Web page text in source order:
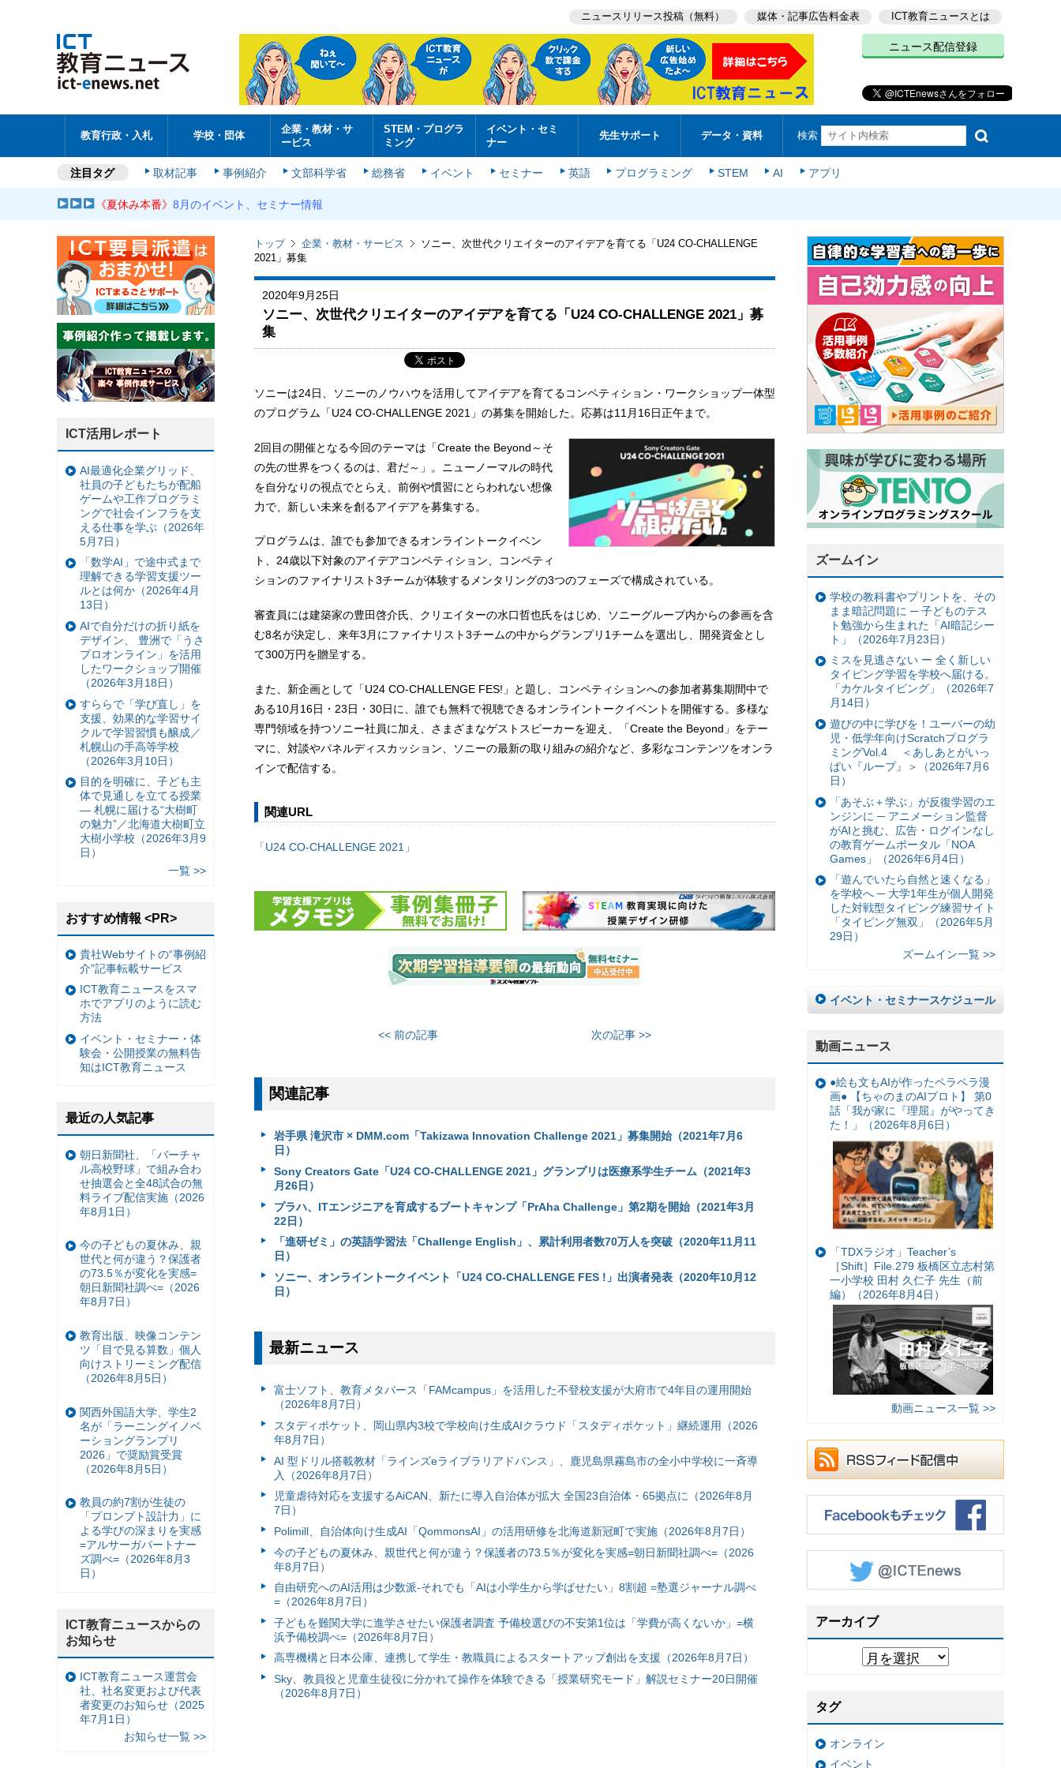
ニュースリリース投稿（無料） 媒体・記事広告料金表 ICT教育ニュースとは
ニュース配信登録
教育行政・入札 学校・団体
企業・教材・サ
ービス
STEM・プログラ
ミング
イベント・セミ
ナー
先生サポート データ・資料 検索
注目タグ 取材記事 事例紹介 文部科学省 総務省 イベント セミナー 英語 プログラミング STEM AI アプリ
《夏休み本番》8月のイベント、セミナー情報
トップ 企業・教材・サービス
ソニー、次世代クリエイターのアイデアを育てる「U24 CO-CHALLENGE
2021」募集
2020年9月25日
ソニー、次世代クリエイターのアイデアを育てる「U24 CO-CHALLENGE 2021」募
集
ソニーは24日、ソニーのノウハウを活用してアイデアを育てるコンペティション・ワークショップ一体型
のプログラム「U24 CO-CHALLENGE 2021」の募集を開始した。応募は11月16日正午まで。
2回目の開催となる今回のテーマは「Create the Beyond～そ
の先の世界をつくるのは、君だ～」。ニューノーマルの時代
を自分なりの視点でとらえ、前例や慣習にとらわれない想像
力で、新しい未来を創るアイデアを募集する。
プログラムは、誰でも参加できるオンライントークイベン
ト、24歳以下対象のアイデアコンペティション、コンペティ
ションのファイナリスト3チームが体験するメンタリングの3つのフェーズで構成されている。
審査員には建築家の豊田啓介氏、クリエイターの水口哲也氏をはじめ、ソニーグループ内からの参画を含
む8名が決定し、来年3月にファイナリスト3チームの中からグランプリ1チームを選出し、開発資金とし
て300万円を贈呈する。
また、新企画として「U24 CO-CHALLENGE FES!」と題し、コンペティションへの参加者募集期間中で
ある10月16日・23日・30日に、誰でも無料で視聴できるオンライントークイベントを開催する。多様な
専門領域を持つソニー社員に加え、さまざまなゲストスピーカーを迎え、「Create the Beyond」をテー
マに、対談やパネルディスカッション、ソニーの最新の取り組みの紹介など、多彩なコンテンツをオンラ
インで配信する。
関連URL
「U24 CO-CHALLENGE 2021」
<< 前の記事 次の記事 >>
関連記事
岩手県 滝沢市 × DMM.com「Takizawa Innovation Challenge 2021」募集開始（2021年7月6
日）
Sony Creators Gate「U24 CO-CHALLENGE 2021」グランプリは医療系学生チーム（2021年3
月26日）
プラハ、ITエンジニアを育成するブートキャンプ「PrAha Challenge」第2期を開始（2021年3月
22日）
「進研ゼミ」の英語学習法「Challenge English」、累計利用者数70万人を突破（2020年11月11
日）
ソニー、オンライントークイベント「U24 CO-CHALLENGE FES !」出演者発表（2020年10月12
日）
最新ニュース
富⼠ソフト、教育メタバース「FAMcampus」を活用した不登校支援が大府市で4年目の運用開始
（2026年8月7日）
スタディポケット、岡山県内3校で学校向け生成AIクラウド「スタディポケット」継続運用（2026
年8月7日）
AI 型ドリル搭載教材「ラインズeライブラリアドバンス」、鹿児島県霧島市の全小中学校に一斉導
入（2026年8月7日）
児童虐待対応を支援するAiCAN、新たに導入自治体が拡大 全国23自治体・65拠点に（2026年8月
7日）
Polimill、自治体向け生成AI「QommonsAI」の活用研修を北海道新冠町で実施（2026年8月7日）
今の子どもの夏休み、親世代と何が違う？保護者の73.5％が変化を実感=朝日新聞社調べ=（2026
年8月7日）
自由研究へのAI活用は少数派-それでも「AIは小学生から学ばせたい」8割超 =塾選ジャーナル調べ
=（2026年8月7日）
子どもを難関大学に進学させたい保護者調査 予備校選びの不安第1位は「学費が高くないか」=横
浜予備校調べ=（2026年8月7日）
高専機構と日本公庫、連携して学生・教職員によるスタートアップ創出を支援（2026年8月7日）
Sky、教員役と児童生徒役に分かれて操作を体験できる「授業研究モード」解説セミナー20日開催
（2026年8月7日）
ズームイン
学校の教科書やプリントを、その
まま暗記問題に ─ 子どものテス
ト勉強から生まれた「AI暗記シー
ト」（2026年7月23日）
ミスを見逃さない ー 全く新しい
タイピング学習を学校へ届ける。
「カケルタイピング」（2026年7
月14日）
遊びの中に学びを！ユーバーの幼
児・低学年向けScratchプログラ
ミングVol.4 ＜あしあとがいっ
ぱい『ループ』＞（2026年7月6
日）
「あそぶ＋学ぶ」が反復学習のエ
ンジンに ─ アニメーション監督
がAIと挑む、広告・ログインなし
の教育ゲームポータル「NOA
Games」（2026年6月4日）
「遊んでいたら自然と速くなる」
を学校へ ─ 大学1年生が個人開発
した対戦型タイピング練習サイト
「タイピング無双」（2026年5月
29日）
ズームイン一覧 >>
イベント・セミナースケジュール
動画ニュース
●絵も文もAIが作ったペラペラ漫
画● 【ちゃのまのAIプロト】 第0
話「我が家に『理屈』がやってき
た！」（2026年8月6日）
「TDXラジオ」Teacher’s
［Shift］File.279 板橋区立志村第
一小学校 田村 久仁子 先生（前
編）（2026年8月4日）
動画ニュース一覧 >>
アーカイブ
タグ
オンライン
イベント
ICT活用レポート
AI最適化企業グリッド、
社員の子どもたちが配船
ゲームや工作プログラミ
ングで社会インフラを支
える仕事を学ぶ（2026年
5月7日）
「数学AI」で途中式まで
理解できる学習支援ツー
ルとは何か（2026年4月
13日）
AIで自分だけの折り紙を
デザイン、 豊洲で「うさ
プロオンライン」を活用
したワークショップ開催
（2026年3月18日）
すららで「学び直し」を
支援、効果的な学習サイ
クルで学習習慣も醸成／
札幌山の手高等学校
（2026年3月10日）
目的を明確に、子ども主
体で見通しを立てる授業
— 札幌に届ける“大樹町
の魅力”／北海道大樹町立
大樹小学校（2026年3月9
日）
一覧 >>
おすすめ情報 <PR>
貴社Webサイトの“事例紹
介”記事転載サービス
ICT教育ニュースをスマ
ホでアプリのように読む
方法
イベント・セミナー・体
験会・公開授業の無料告
知はICT教育ニュース
最近の人気記事
朝日新聞社、「バーチャ
ル高校野球」で組み合わ
せ抽選会と全48試合の無
料ライブ配信実施（2026
年8月1日）
今の子どもの夏休み、親
世代と何が違う？保護者
の73.5％が変化を実感=
朝日新聞社調べ=（2026
年8月7日）
教育出版、映像コンテン
ツ「目で見る算数」個人
向けストリーミング配信
（2026年8月5日）
関西外国語大学、学生2
名が「ラーニングイノベ
ーショングランプリ
2026」で奨励賞受賞
（2026年8月5日）
教員の約7割が生徒の
「プロンプト設計力」に
よる学びの深まりを実感
=アルサーガパートナー
ズ調べ=（2026年8月3
日）
ICT教育ニュースからの
お知らせ
ICT教育ニュース運営会
社、社名変更および代表
者変更のお知らせ（2025
年7月1日）
お知らせ一覧 >>